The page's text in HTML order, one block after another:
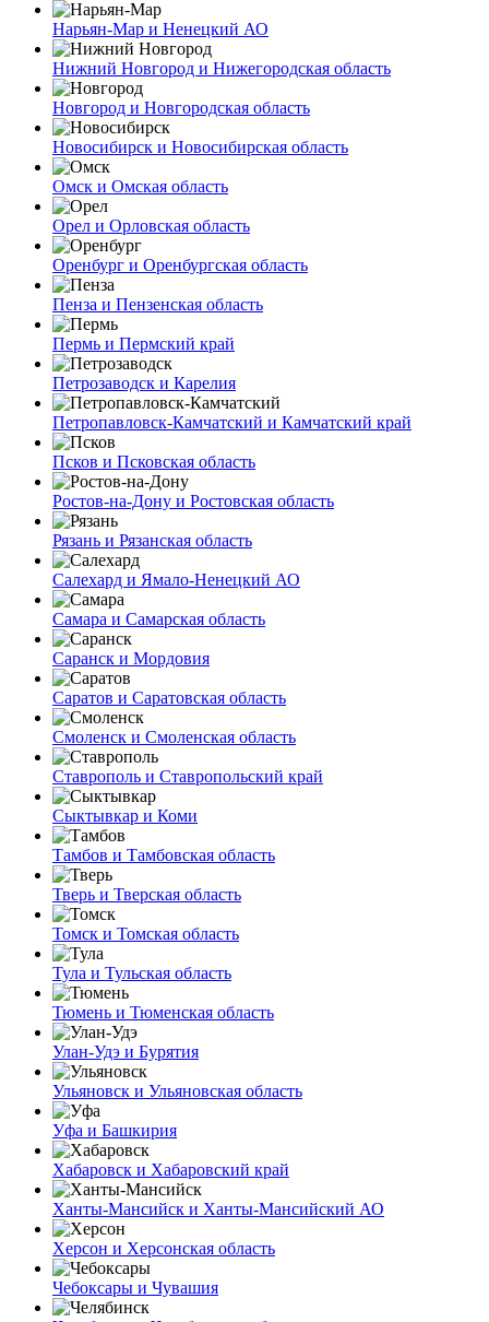
Нарьян-Мар и Ненецкий АО
Нижний Новгород и Нижегородская область
Новгород и Новгородская область
Новосибирск и Новосибирская область
Омск и Омская область
Орел и Орловская область
Оренбург и Оренбургская область
Пенза и Пензенская область
Пермь и Пермский край
Петрозаводск и Карелия
Петропавловск-Камчатский и Камчатский край
Псков и Псковская область
Ростов-на-Дону и Ростовская область
Рязань и Рязанская область
Салехард и Ямало-Ненецкий АО
Самара и Самарская область
Саранск и Мордовия
Саратов и Саратовская область
Смоленск и Смоленская область
Ставрополь и Ставропольский край
Сыктывкар и Коми
Тамбов и Тамбовская область
Тверь и Тверская область
Томск и Томская область
Тула и Тульская область
Тюмень и Тюменская область
Улан-Удэ и Бурятия
Ульяновск и Ульяновская область
Уфа и Башкирия
Хабаровск и Хабаровский край
Ханты-Мансийск и Ханты-Мансийский АО
Херсон и Херсонская область
Чебоксары и Чувашия